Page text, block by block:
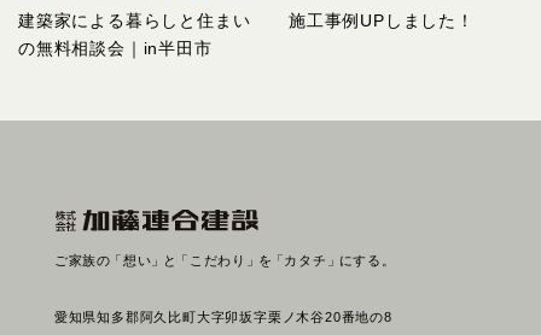
建築家による暮らしと住まい
の無料相談会｜in半田市
施工事例UPしました！
ご家族の「想い」と 「こだわり」を「カタチ」にする。
愛知県知多郡阿久比町大字卯坂字栗ノ木谷20番地の8